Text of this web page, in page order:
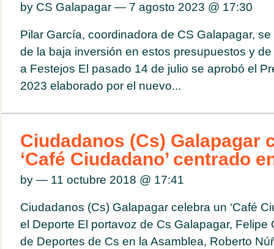
by CS Galapagar — 7 agosto 2023 @ 17:30
Pilar García, coordinadora de CS Galapagar,
de la baja inversión en estos presupuestos y
a Festejos El pasado 14 de julio se aprobó el
2023 elaborado por el nuevo...
Ciudadanos (Cs) Galapagar
‘Café Ciudadano’ centrado
by — 11 octubre 2018 @ 17:41
Ciudadanos (Cs) Galapagar celebra un ‘Café
el Deporte El portavoz de Cs Galapagar, Felipe
de Deportes de Cs en la Asamblea, Roberto